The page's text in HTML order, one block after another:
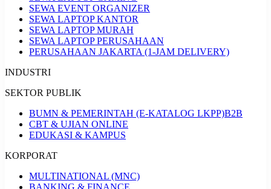
SEWA EVENT ORGANIZER
SEWA LAPTOP KANTOR
SEWA LAPTOP MURAH
SEWA LAPTOP PERUSAHAAN
PERUSAHAAN JAKARTA (1-JAM DELIVERY)
INDUSTRI
SEKTOR PUBLIK
BUMN & PEMERINTAH (E-KATALOG LKPP)B2B
CBT & UJIAN ONLINE
EDUKASI & KAMPUS
KORPORAT
MULTINATIONAL (MNC)
BANKING & FINANCE